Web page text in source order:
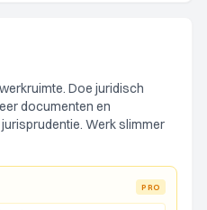
Doe juridisch
documenten en
Werk slimmer
PRO